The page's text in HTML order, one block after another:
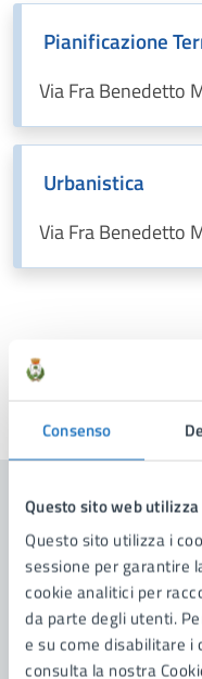
Consenso
Questo sito web utilizza
Questo sito utilizza i
sessione per garantire
cookie analitici per
da parte degli utenti.
e su come disabilitare i
consulta la nostra
Pianificazione
Via Fra Benedetto
Urbanistica
Via Fra Benedetto
Ultimo aggiornamento:
Scuola di Musica